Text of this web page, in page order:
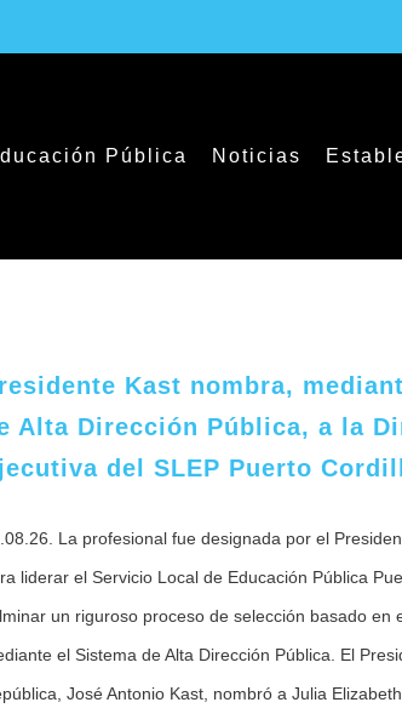
Pública Noticias
Kast nombra,
Alta Dirección Pública, a la
del SLEP Puerto
La profesional fue designada por el
liderar el Servicio Local de Educación Pública
un riguroso proceso de selección basado en
el Sistema de Alta Dirección Pública. El
José Antonio Kast, nombró a Julia